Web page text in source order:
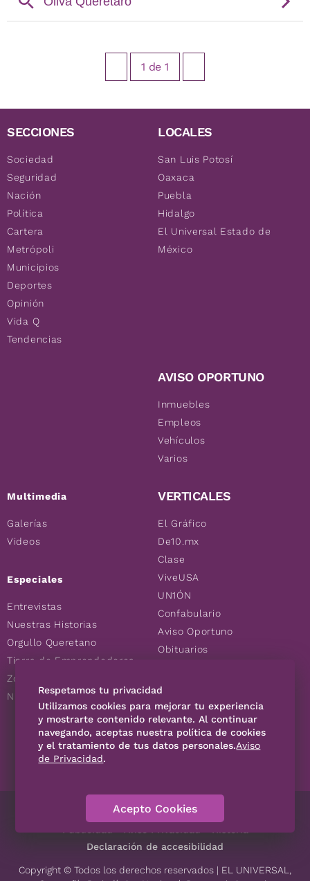
1 de 1
SECCIONES
Sociedad
Seguridad
Nación
Política
Cartera
Metrópoli
Municipios
Deportes
Opinión
Vida Q
Tendencias
Multimedia
Galerías
Videos
Especiales
Entrevistas
Nuestras Historias
Orgullo Queretano
Tierra de Emprendedores
Zoociales
Nuevos Queretanos
LOCALES
San Luis Potosí
Oaxaca
Puebla
Hidalgo
El Universal Estado de
México
AVISO OPORTUNO
Inmuebles
Empleos
Vehículos
Varios
VERTICALES
El Gráfico
De10.mx
Clase
ViveUSA
UN1ÓN
Confabulario
Aviso Oportuno
Obituarios
Consultas
SÍGUENOS
Contáctanos Código de Ética
Declaración de accesibilidad
Copyright © Todos los derechos reservados | EL UNIVERSAL,
Respetamos tu privacidad
Utilizamos cookies para mejorar tu experiencia
y mostrarte contenido relevante. Al continuar
navegando, aceptas nuestra política de cookies
y el tratamiento de tus datos personales.Aviso
de Privacidad.
Acepto Cookies